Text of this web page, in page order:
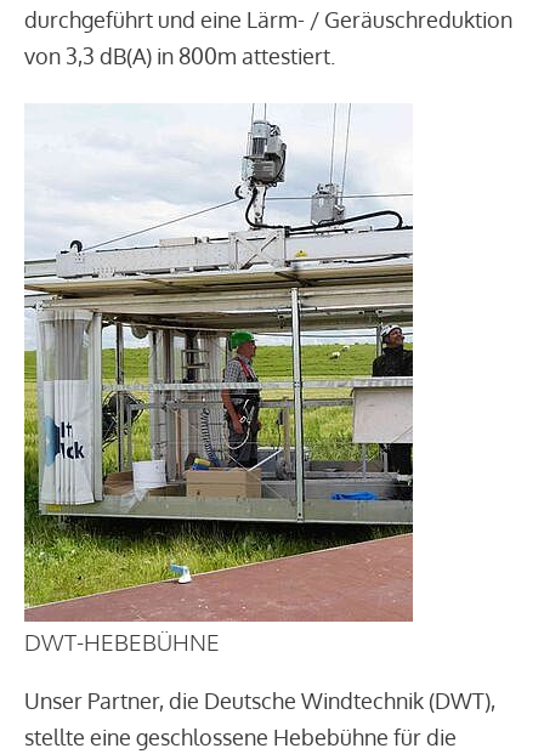
durchgeführt und eine Lärm- / Geräuschreduktion
von 3,3 dB(A) in 800m attestiert.
DWT-HEBEBÜHNE
Unser Partner, die Deutsche Windtechnik (DWT),
stellte eine geschlossene Hebebühne für die